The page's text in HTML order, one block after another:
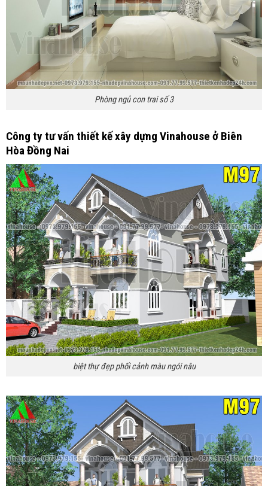
Phòng ngủ con trai số 3
Công ty tư vấn thiết kế xây dựng Vinahouse ở Biên
Hòa Đồng Nai
biệt thự đẹp phối cảnh màu ngói nâu